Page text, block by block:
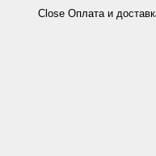
Close Оплата и